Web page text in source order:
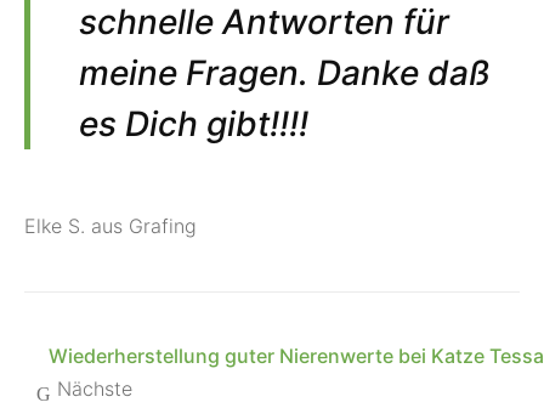
schnelle Antworten für
meine Fragen. Danke daß
es Dich gibt!!!!
Elke S. aus Grafing
Wiederherstellung guter Nierenwerte bei Katze Tessa
Nächste